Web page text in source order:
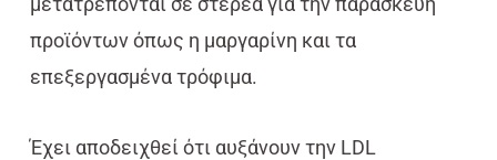
προϊόντων όπως η μαργαρίνη και τα
επεξεργασμένα τρόφιμα.
Έχει αποδειχθεί ότι αυξάνουν την LDL